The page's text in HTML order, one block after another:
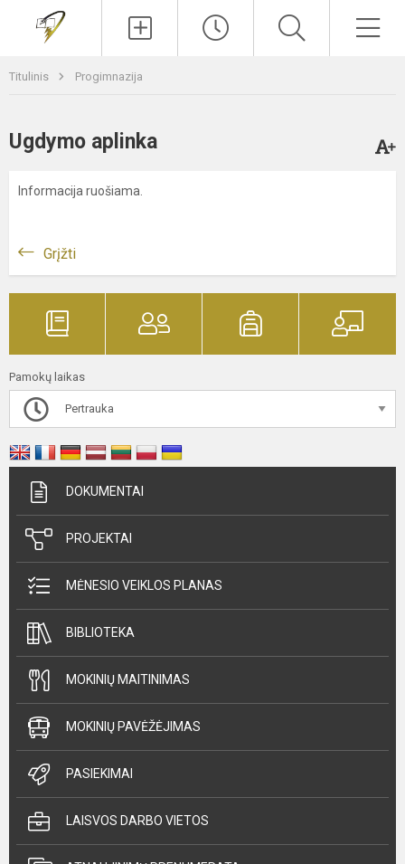
Titulinis Progimnazija
Ugdymo aplinka
Informacija ruošiama.
Grįžti
Pamokų laikas
Pertrauka
DOKUMENTAI
PROJEKTAI
MĖNESIO VEIKLOS PLANAS
BIBLIOTEKA
MOKINIŲ MAITINIMAS
MOKINIŲ PAVĖŽĖJIMAS
PASIEKIMAI
LAISVOS DARBO VIETOS